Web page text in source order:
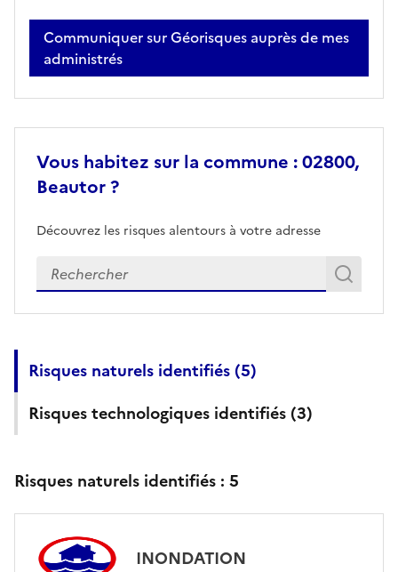
Communiquer sur Géorisques auprès de mes
administrés
Vous habitez sur la commune : 02800,
Beautor ?
Découvrez les risques alentours à votre adresse
Veuillez renseigner votre adresse exacte
Risques naturels identifiés (5)
Risques technologiques identifiés (3)
Risques naturels identifiés : 5
INONDATION